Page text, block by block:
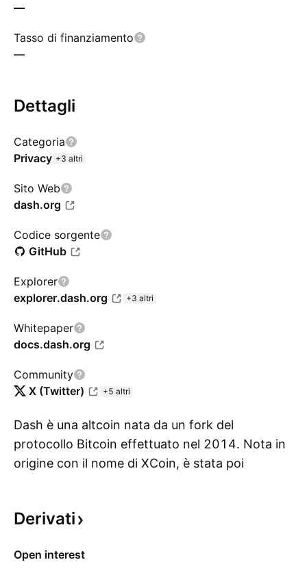
—
Tasso di finanziamento
—
Dettagli
Categoria
Privacy +3 altri
Sito Web
dash.org
Codice sorgente
GitHub
Explorer
explorer.dash.org
+3 altri
Whitepaper
docs.dash.org
Community
X (Twitter)
+5 altri
Dash è una altcoin nata da un fork del
protocollo Bitcoin effettuato nel 2014. Nota in
origine con il nome di XCoin, è stata poi
non va confuso con DSH, ovvero il ticker di
relazione).
Derivati
Open interest